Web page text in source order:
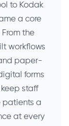
to Kodak
a core
the
workflows
paper-
forms
staff
patients a
at every